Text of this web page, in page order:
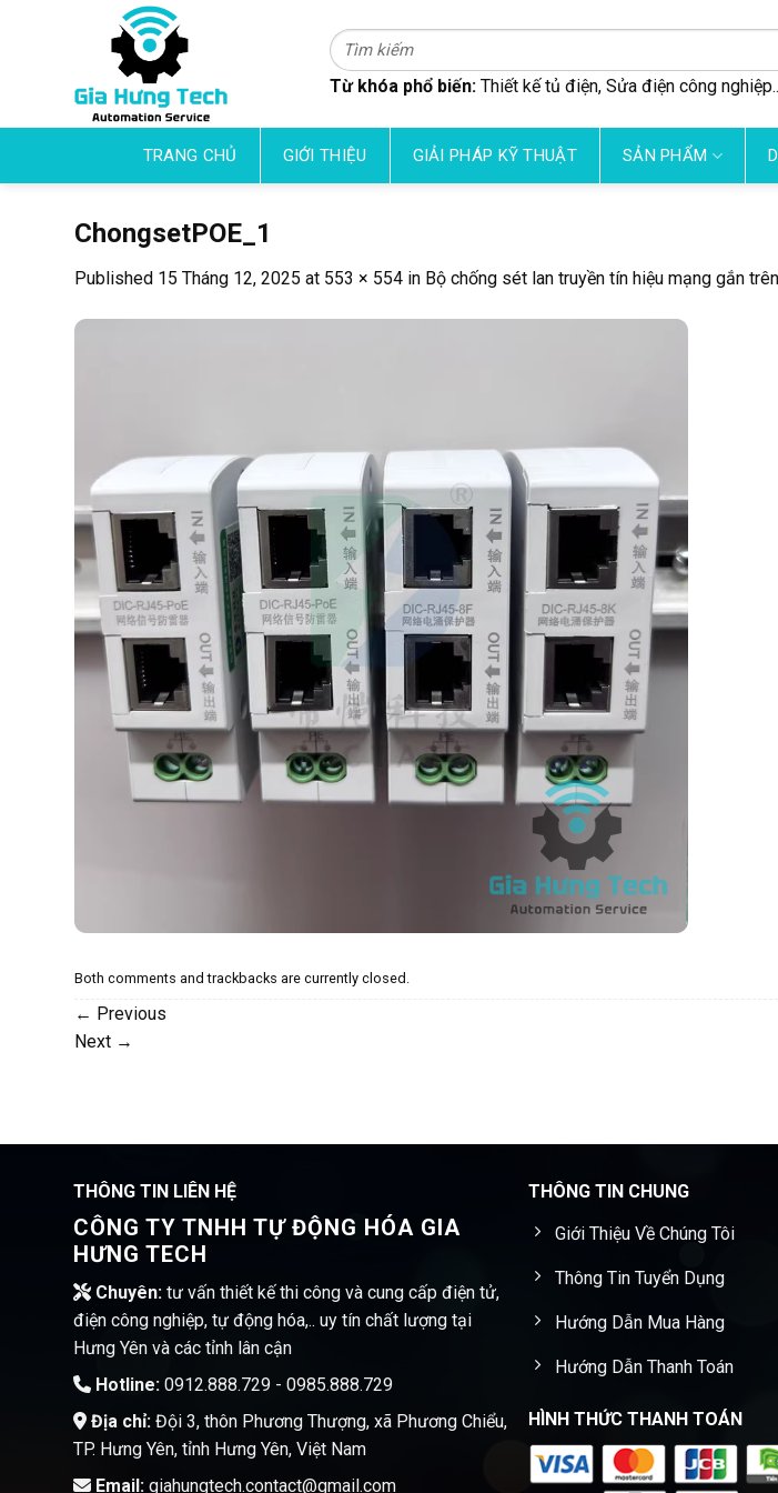
Tìm
kiếm:
Từ khóa phổ biến: Thiết kế tủ điện, Sửa điện công
TRANG CHỦ GIỚI THIỆU GIẢI PHÁP KỸ THUẬT SẢN PHẨM
ChongsetPOE_1
Published 15 Tháng 12, 2025 at 553 × 554 in Bộ chống sét lan truyền tín hiệu mạng gắn
Both comments and trackbacks are currently closed.
← Previous
Next →
THÔNG TIN LIÊN HỆ
CÔNG TY TNHH TỰ ĐỘNG HÓA GIA
HƯNG TECH
Chuyên:tư vấn thiết kế thi công và cung cấp điện tử,
điện công nghiệp, tự động hóa,.. uy tín chất lượng tại
Hưng Yên và các tỉnh lân cận
Hotline:0912.888.729 - 0985.888.729
Địa chỉ:Đội 3, thôn Phương Thượng, xã Phương Chiểu,
TP. Hưng Yên, tỉnh Hưng Yên, Việt Nam
Email:giahungtech.contact@gmail.com
THÔNG TIN CHUNG
Giới Thiệu Về Chúng Tôi
Thông Tin Tuyển Dụng
Hướng Dẫn Mua Hàng
Hướng Dẫn Thanh Toán
HÌNH THỨC THANH TOÁN